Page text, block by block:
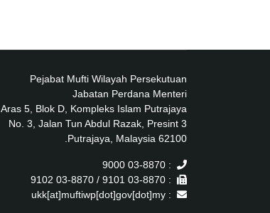
Pejabat Mufti Wilayah Persekutuan
Jabatan Perdana Menteri
Aras 5, Blok D, Kompleks Islam Putrajaya
No. 3, Jalan Tun Abdul Razak, Presint 3
62100 Putrajaya, Malaysia.
: 03-8870 9000
: 03-8870 9101 / 03-8870 9102
: ukk[at]muftiwp[dot]gov[dot]my